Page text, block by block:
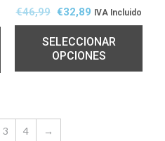
€46,99 €32,89 IVA Incluido
SELECCIONAR
OPCIONES
3 4 →